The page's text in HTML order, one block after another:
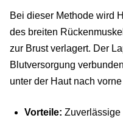
Bei dieser Methode wird
des breiten
zur Brust verlagert. Der
Blutversorgung
unter der Haut nach
Vorteile: Zuverlässige